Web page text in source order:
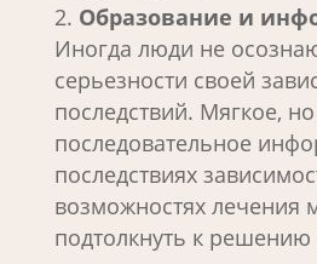
Образование и
Иногда люди не
серьезности своей
последствий. Мягкое, но
последовательное
последствиях
возможностях лечения
подтолкнуть к